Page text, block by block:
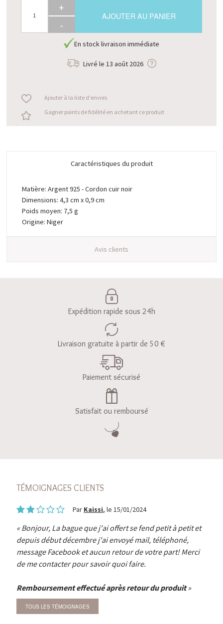
+
-
AJOUTER AU PANIER
En stock livraison immédiate
Livré le 13 août 2026
Ajouter à la liste d'envies
Gagner points de fidélité en achetant ce produit
Caractéristiques du produit
Matière: Argent 925 - Cordon cuir noir
Dimensions: 4,3 cm x 0,9 cm
Poids moyen: 7,5 g
Origine: Niger
Avis clients
Expédition rapide sous 24h
Livraison gratuite à partir de 50 €
Paiement sécurisé
Satisfait ou remboursé
TÉMOIGNAGES CLIENTS
Par Kaissi, le 15/01/2024
Bonjour, La bague que j'ai offert se fend petit à petit et
depuis début décembre j'ai envoyé mail, téléphoné,
message Facebook et aucun retour de votre part! Merci
de me contacter pour savoir quoi faire.
Remboursement effectué après retour du produit
TOUS LES TÉMOIGNAGES